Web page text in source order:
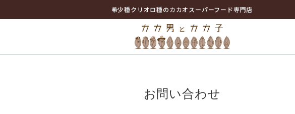
希少種クリオロ種のカカオスーパーフード専門店
お問い合わせ